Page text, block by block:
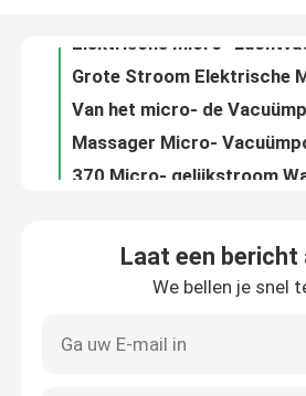
Kwaliteitscontrole
Neem contact met ons op
Laat een
We bellen je snel